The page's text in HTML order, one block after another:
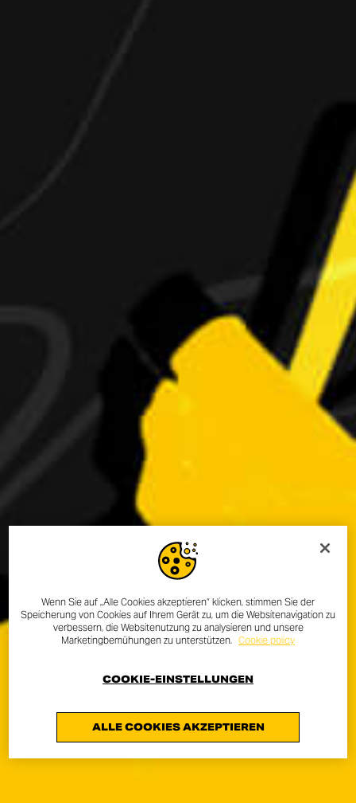
Wenn Sie auf „Alle Cookies akzeptieren“ klicken, stimmen Sie der
Speicherung von Cookies auf Ihrem Gerät zu, um die Websitenavigation zu
verbessern, die Websitenutzung zu analysieren und unsere
Marketingbemühungen zu unterstützen. Cookie policy
ALLE COOKIES AKZEPTIEREN
COOKIE-EINSTELLUNGEN